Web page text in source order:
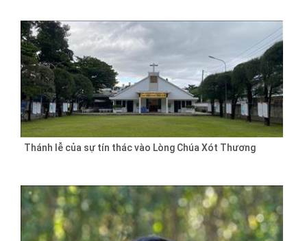
Thánh lễ của sự tín thác vào Lòng Chúa Xót Thương